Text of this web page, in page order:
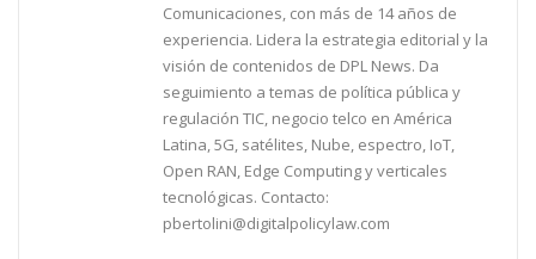
Comunicaciones, con más de 14 años de
experiencia. Lidera la estrategia editorial y la
visión de contenidos de DPL News. Da
seguimiento a temas de política pública y
regulación TIC, negocio telco en América
Latina, 5G, satélites, Nube, espectro, IoT,
Open RAN, Edge Computing y verticales
tecnológicas. Contacto:
pbertolini@digitalpolicylaw.com